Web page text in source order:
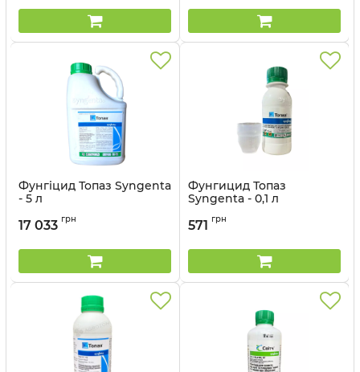
Фунгіцид Топаз Syngenta
- 5 л
17 033 грн
Фунгицид Топаз
Syngenta - 0,1 л
571 грн